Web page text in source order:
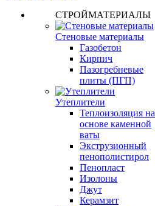
СТРОЙМАТЕРИАЛЫ
Стеновые материалы
Газобетон
Кирпич
Пазогребневые
плиты (ПГП)
Утеплители
Теплоизоляция на
основе каменной
ваты
Экструзионный
пенополистирол
Пенопласт
Изолоны
Джут
Керамзит